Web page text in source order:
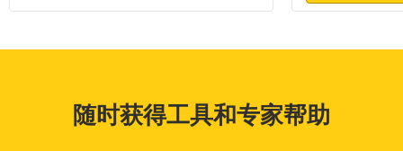
随时获得工具和专家帮助